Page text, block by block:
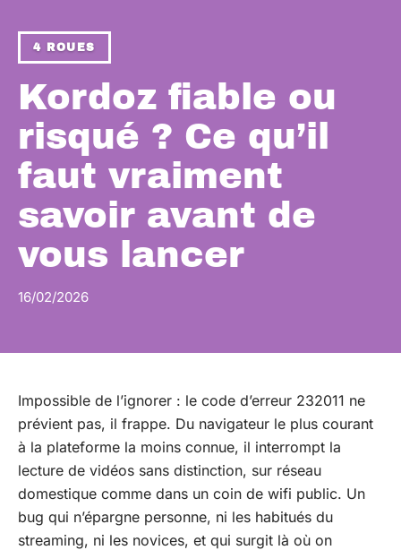
4 ROUES
Kordoz fiable ou
risqué ? Ce qu’il
faut vraiment
savoir avant de
vous lancer
16/02/2026
Impossible de l’ignorer : le code d’erreur 232011 ne
prévient pas, il frappe. Du navigateur le plus courant
à la plateforme la moins connue, il interrompt la
lecture de vidéos sans distinction, sur réseau
domestique comme dans un coin de wifi public. Un
bug qui n’épargne personne, ni les habitués du
streaming, ni les novices, et qui surgit là où on